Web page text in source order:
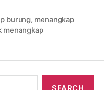
burung, menangkap
menangkap